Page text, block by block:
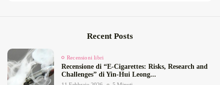
Recent Posts
Recensioni libri
Recensione di “E‑Cigarettes: Risks, Research and
Challenges” di Yin‑Hui Leong...